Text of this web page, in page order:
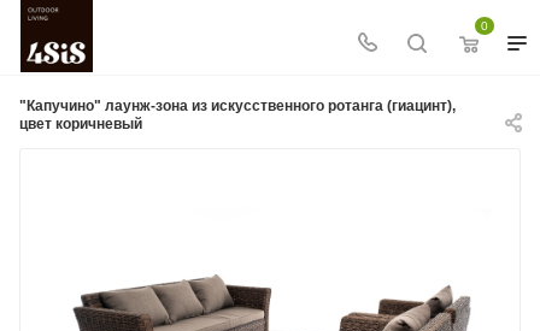
0
"Капучино" лаунж-зона из искусственного ротанга (гиацинт),
цвет коричневый